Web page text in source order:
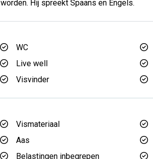
worden. Hij spreekt Spaans en Engels.
WC
Live well
Visvinder
Vismateriaal
Aas
Belastingen inbegrepen